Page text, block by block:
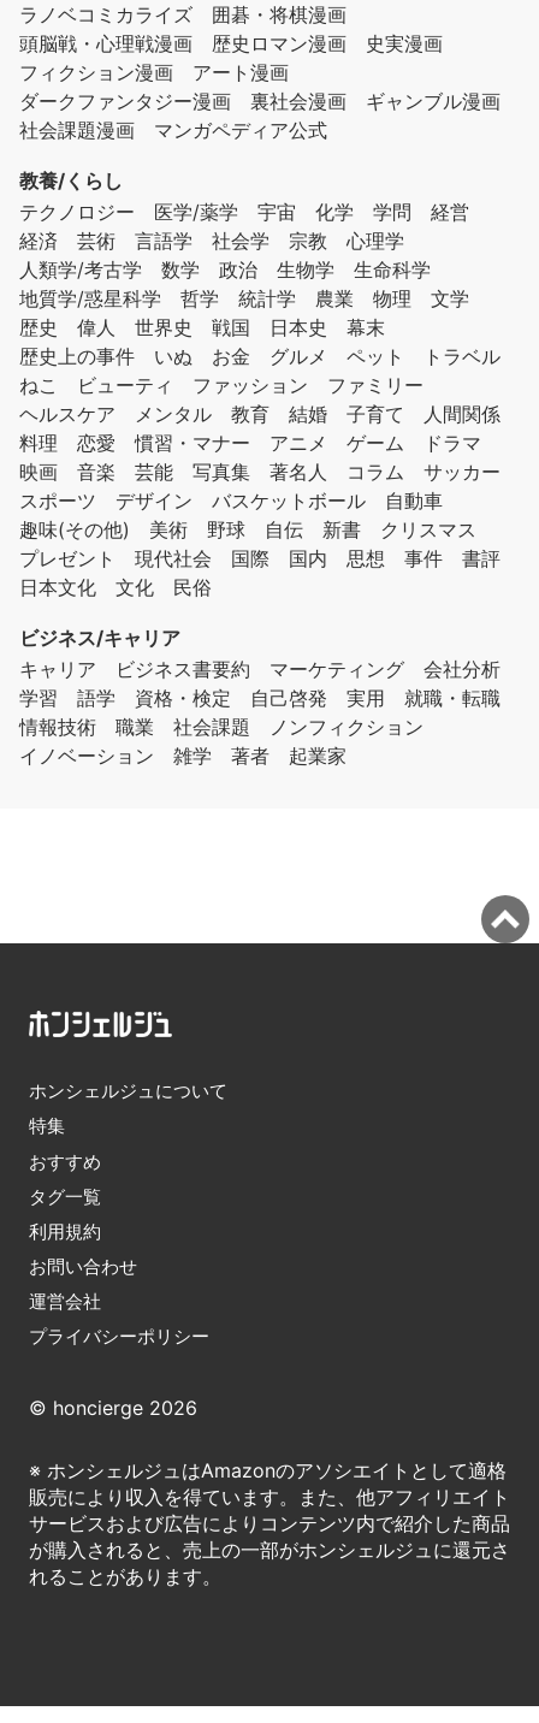
ラノベコミカライズ
囲碁・将棋漫画
頭脳戦・心理戦漫画
歴史ロマン漫画
史実漫画
フィクション漫画
アート漫画
ダークファンタジー漫画
裏社会漫画
ギャンブル漫画
社会課題漫画
マンガペディア公式
教養/くらし
テクノロジー
医学/薬学 宇宙 化学 学問
経営
経済
芸術 言語学 社会学 宗教
心理学
人類学/考古学
数学 政治 生物学
生命科学
地質学/惑星科学
哲学 統計学 農業 物理
文学
歴史
偉人 世界史 戦国 日本史
幕末
歴史上の事件
いぬ お金 グルメ ペット
トラベル
ねこ
ビューティ ファッション
ファミリー
ヘルスケア
メンタル 教育 結婚 子育て
人間関係
料理
恋愛 慣習・マナー アニメ ゲーム
ドラマ
映画
音楽 芸能 写真集 著名人 コラム
サッカー
スポーツ
デザイン バスケットボール
自動車
趣味(その他)
美術 野球 自伝 新書
クリスマス
プレゼント
現代社会 国際 国内 思想 事件
書評
日本文化
文化 民俗
ビジネス/キャリア
キャリア
ビジネス書要約 マーケティング
会社分析
学習
語学 資格・検定 自己啓発 実用
就職・転職
情報技術
職業 社会課題
ノンフィクション
イノベーション
雑学 著者 起業家
ホンシェルジュについて
特集
おすすめ
タグ一覧
利用規約
お問い合わせ
運営会社
プライバシーポリシー
© honcierge 2026
※ ホンシェルジュはAmazonのアソシエイトとして適格
販売により収入を得ています。また、他アフィリエイト
サービスおよび広告によりコンテンツ内で紹介した商品
が購入されると、売上の一部がホンシェルジュに還元さ
れることがあります。